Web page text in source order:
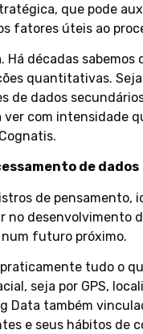
que pode
fatores úteis ao
Há décadas
quantitativas.
de dados
com intensidade
de dados
de pensamento,
no desenvolvimento
futuro próximo.
tudo o
seja por GPS,
Data também
e seus hábitos de